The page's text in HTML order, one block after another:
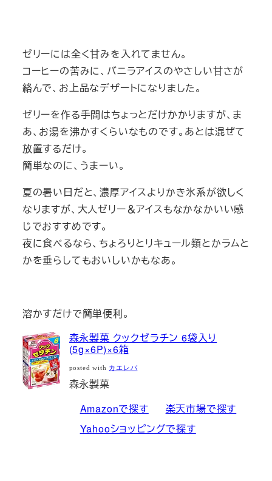
ゼリーには全く甘みを入れてません。
コーヒーの苦みに、バニラアイスのやさしい甘さが
絡んで、お上品なデザートになりました。
ゼリーを作る手間はちょっとだけかかりますが、ま
あ、お湯を沸かすくらいなものです。あとは混ぜて
放置するだけ。
簡単なのに、うまーい。
夏の暑い日だと、濃厚アイスよりかき氷系が欲しく
なりますが、大人ゼリー＆アイスもなかなかいい感
じでおすすめです。
夜に食べるなら、ちょろりとリキュール類とかラムと
かを垂らしてもおいしいかもなあ。
溶かすだけで簡単便利。
森永製菓 クックゼラチン 6袋入り
(5g×6P)×6箱
posted with カエレバ
森永製菓
Amazonで探す
楽天市場で探す
Yahooショッピングで探す